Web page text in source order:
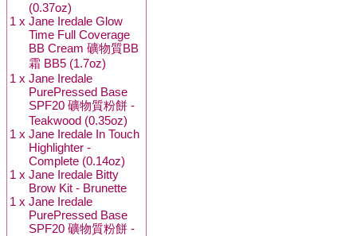
(0.37oz)
1 x Jane Iredale Glow
Time Full Coverage
BB Cream 礦物質BB
霜 BB5 (1.7oz)
1 x Jane Iredale
PurePressed Base
SPF20 礦物質粉餅 -
Teakwood (0.35oz)
1 x Jane Iredale In Touch
Highlighter -
Complete (0.14oz)
1 x Jane Iredale Bitty
Brow Kit - Brunette
1 x Jane Iredale
PurePressed Base
SPF20 礦物質粉餅 -